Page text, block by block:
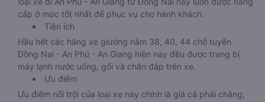
phổ biến đối với hành khách trong và ngoài nước bởi sự tiện
lợi, giá rẻ, phù hợp với nhiều đối tượng. Mặc dù chỉ là xe
giường nằm bình thường nhưng chất lượng và dịch vụ của
loại xe đi An Phú - An Giang từ Đồng Nai này luôn được nâng
cấp ở mức tốt nhất để phục vụ cho hành khách.
Tiện ích
Hầu hết các hãng xe giường nằm 38, 40, 44 chỗ tuyến
Đồng Nai - An Phú - An Giang hiện nay đều được trang bị